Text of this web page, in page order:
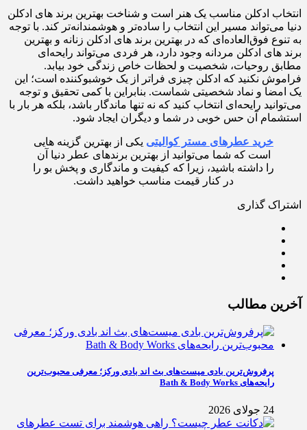
انتخاب ادکلن مناسب یک هنر است و شناخت بهترین برند های ادکلن
دنیا می‌تواند مسیر این انتخاب را ساده‌تر و هوشمندانه‌تر کند. با توجه
به تنوع فوق‌العاده‌ای که در بهترین برند های ادکلن زنانه و بهترین
برند های ادکلن مردانه وجود دارد، هر فردی می‌تواند رایحه‌ای
مطابق روحیات، شخصیت و لحظات خاص زندگی خود بیابد.
فراموش نکنید که ادکلن چیزی فراتر از یک خوشبوکننده است؛ این
یک امضا و نماد شخصیتی شماست. بنابراین با کمی تحقیق و توجه
می‌توانید رایحه‌ای انتخاب کنید که نه تنها ماندگار باشد، بلکه هر بار با
استشمام آن حس خوبی در شما و دیگران ایجاد شود.
خرید عطرهای مستر کوالیتی یکی از بهترین گزینه هایی
است که شما می‌توانید از بهترین برندهای عطر دنیا آن
را داشته باشید، زیرا که کیفیت و ماندگاری و پخش بو را
در کنار قیمت مناسب خواهید داشت.
اشتراک گذاری
آخرین مطالب
پرفروش‌ترین بادی میست‌های بث اند بادی ورکز؛ معرفی محبوب‌ترین
رایحه‌های Bath & Body Works
24 جولای 2026